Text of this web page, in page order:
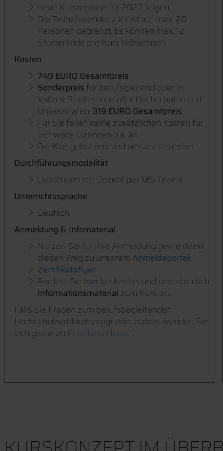
neue Kurstermine für 2027 folgen
Die Teilnehmendenzahl ist auf max. 20
Personen begrenzt. Es können max. 12
Studierende pro Kurs teilnehmen.
Kosten
749 EURO Gesamtpreis
Sonderpreis für berufsgleitend oder in
Vollzeit Studierende aller Hochschulen und
Universitäten: 319 EURO Gesamtpreis
Für Sie fallen keine zusätzlichen Kosten für
Software, Lizenzen o.ä. an.
Die Kursgebühren sind umsatzsteuerfrei.
Durchführungsmodalität
Livestream mit Dozent per MS-Teams
Unterrichtssprache
Deutsch
Anmeldung & Infomaterial
Nutzen Sie für Ihre Anmeldung gerne direkt
diesen Weg zu unserem Anmeldeportal.
Zertifikatsflyer
Fordern Sie hierkostenfrei und unverbindlich
Informationsmaterial zum Kurs an.
Falls Sie Fragen zum berufsbegleitenden
Hochschulzertifikatsprogramm haben, wenden Sie
sich gerne an Frau Jana Herbst.